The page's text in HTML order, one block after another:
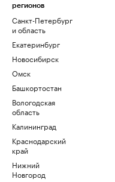
регионов
Санкт-Петербург
и область
Екатеринбург
Новосибирск
Омск
Башкортостан
Вологодская
область
Калининград
Краснодарский
край
Нижний
Новгород